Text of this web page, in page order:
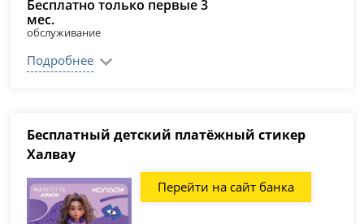
Бесплатно только первые 3
мес.
обслуживание
Подробнее
Бесплатный детский платёжный стикер
Халвау
Перейти на сайт банка